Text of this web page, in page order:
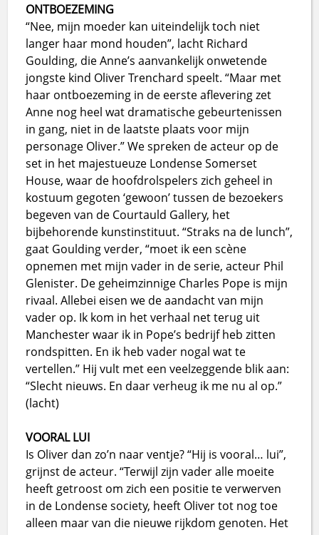
ONTBOEZEMING
“Nee, mijn moeder kan uiteindelijk toch niet
langer haar mond houden”, lacht Richard
Goulding, die Anne’s aanvankelijk onwetende
jongste kind Oliver Trenchard speelt. “Maar met
haar ontboezeming in de eerste aflevering zet
Anne nog heel wat dramatische gebeurtenissen
in gang, niet in de laatste plaats voor mijn
personage Oliver.” We spreken de acteur op de
set in het majestueuze Londense Somerset
House, waar de hoofdrolspelers zich geheel in
kostuum gegoten ‘gewoon’ tussen de bezoekers
begeven van de Courtauld Gallery, het
bijbehorende kunstinstituut. “Straks na de lunch”,
gaat Goulding verder, “moet ik een scène
opnemen met mijn vader in de serie, acteur Phil
Glenister. De geheimzinnige Charles Pope is mijn
rivaal. Allebei eisen we de aandacht van mijn
vader op. Ik kom in het verhaal net terug uit
Manchester waar ik in Pope’s bedrijf heb zitten
rondspitten. En ik heb vader nogal wat te
vertellen.” Hij vult met een veelzeggende blik aan:
“Slecht nieuws. En daar verheug ik me nu al op.”
(lacht)
VOORAL LUI
Is Oliver dan zo’n naar ventje? “Hij is vooral… lui”,
grijnst de acteur. “Terwijl zijn vader alle moeite
heeft getroost om zich een positie te verwerven
in de Londense society, heeft Oliver tot nog toe
alleen maar van die nieuwe rijkdom genoten. Het